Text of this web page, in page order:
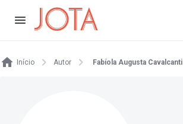
Início Autor Fabíola Augusta Cavalcanti